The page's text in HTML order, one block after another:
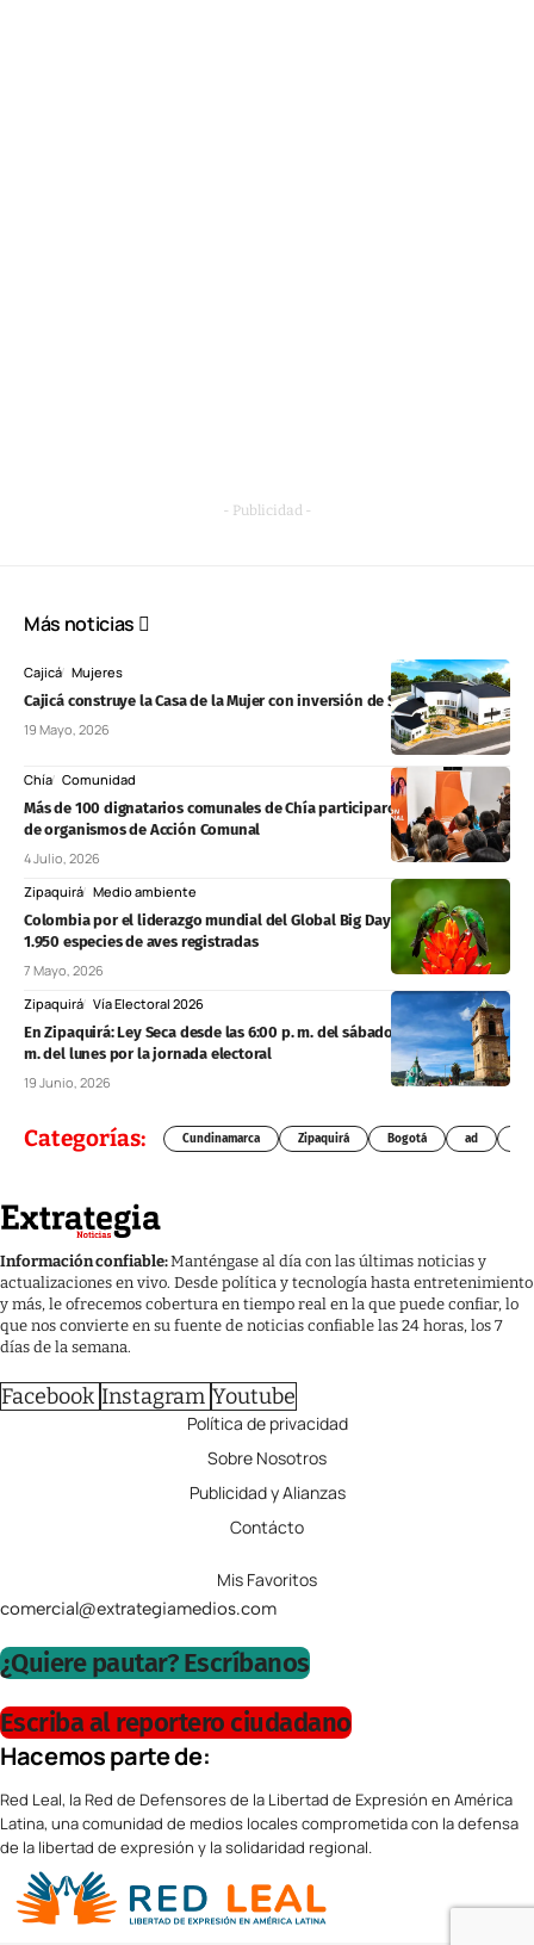
- Publicidad -
Más noticias
Cajicá Mujeres
Cajicá construye la Casa de la Mujer con inversión de $9.000 millones
19 Mayo, 2026
Chía Comunidad
Más de 100 dignatarios comunales de Chía participaron en la posesión
de organismos de Acción Comunal
4 Julio, 2026
Zipaquirá Medio ambiente
Colombia por el liderazgo mundial del Global Big Day 2026 con más de
1.950 especies de aves registradas
7 Mayo, 2026
Zipaquirá Vía Electoral 2026
En Zipaquirá: Ley Seca desde las 6:00 p. m. del sábado hasta las 6:00 p.
m. del lunes por la jornada electoral
19 Junio, 2026
Categorías: Cundinamarca Zipaquirá Bogotá ad
Información confiable:Manténgase al día con las últimas noticias y
actualizaciones en vivo. Desde política y tecnología hasta entretenimiento
y más, le ofrecemos cobertura en tiempo real en la que puede confiar, lo
que nos convierte en su fuente de noticias confiable las 24 horas, los 7
días de la semana.
Facebook Instagram Youtube
Política de privacidad
Sobre Nosotros
Publicidad y Alianzas
Contácto
Mis Favoritos
comercial@extrategiamedios.com
¿Quiere pautar? Escríbanos
Escriba al reportero ciudadano
Hacemos parte de:
Red Leal, la Red de Defensores de la Libertad de Expresión en América
Latina, una comunidad de medios locales comprometida con la defensa
de la libertad de expresión y la solidaridad regional.